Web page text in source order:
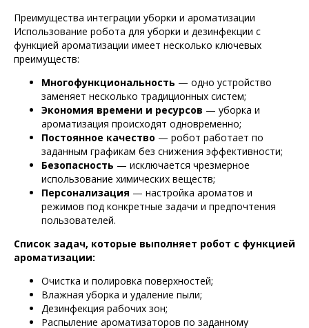
Преимущества интеграции уборки и ароматизации
Использование робота для уборки и дезинфекции с
функцией ароматизации имеет несколько ключевых
преимуществ:
Многофункциональность — одно устройство
заменяет несколько традиционных систем;
Экономия времени и ресурсов — уборка и
ароматизация происходят одновременно;
Постоянное качество — робот работает по
заданным графикам без снижения эффективности;
Безопасность — исключается чрезмерное
использование химических веществ;
Персонализация — настройка ароматов и
режимов под конкретные задачи и предпочтения
пользователей.
Список задач, которые выполняет робот с функцией
ароматизации:
Очистка и полировка поверхностей;
Влажная уборка и удаление пыли;
Дезинфекция рабочих зон;
Распыление ароматизаторов по заданному